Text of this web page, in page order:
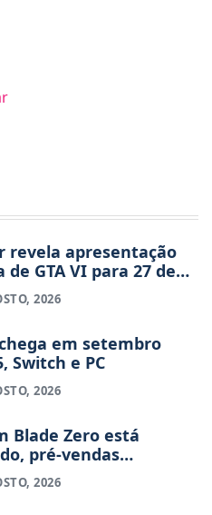
revela apresentação
de GTA VI para 27 de
2026
em setembro
Switch e PC
2026
Blade Zero está
pré-vendas
na próxima semana
2026